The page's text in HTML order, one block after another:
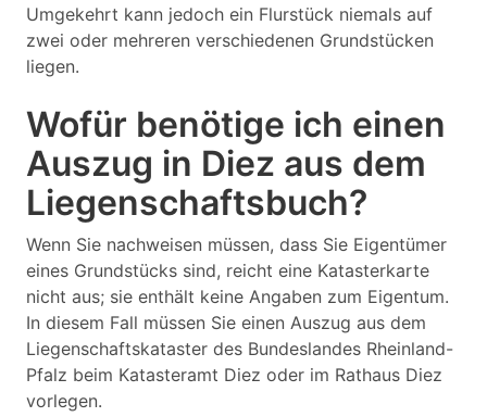
Umgekehrt kann jedoch ein Flurstück niemals auf
zwei oder mehreren verschiedenen Grundstücken
liegen.
Wofür benötige ich einen
Auszug in Diez aus dem
Liegenschaftsbuch?
Wenn Sie nachweisen müssen, dass Sie Eigentümer
eines Grundstücks sind, reicht eine Katasterkarte
nicht aus; sie enthält keine Angaben zum Eigentum.
In diesem Fall müssen Sie einen Auszug aus dem
Liegenschaftskataster des Bundeslandes Rheinland-
Pfalz beim Katasteramt Diez oder im Rathaus Diez
vorlegen.